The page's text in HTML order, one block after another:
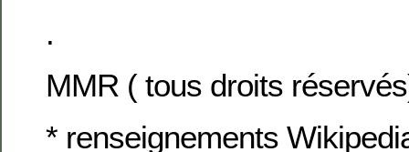
.
MMR ( tous droits
* renseignements